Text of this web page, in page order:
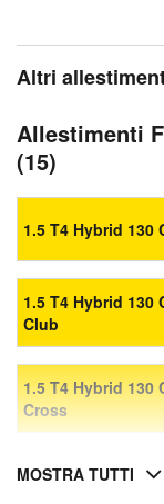
Altri
Allestimenti
(15)
1.5 T4 Hybrid 130
1.5 T4 Hybrid 130
Club
1.5 T4 Hybrid 130
Cross
MOSTRA TUTTI